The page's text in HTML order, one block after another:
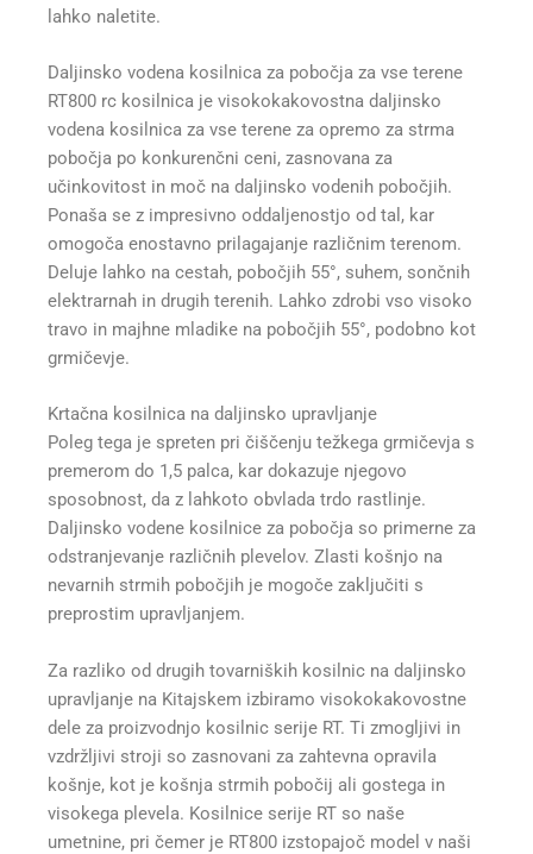
lahko naletite.
Daljinsko vodena kosilnica za pobočja za vse terene
RT800 rc kosilnica je visokokakovostna daljinsko
vodena kosilnica za vse terene za opremo za strma
pobočja po konkurenčni ceni, zasnovana za
učinkovitost in moč na daljinsko vodenih pobočjih.
Ponaša se z impresivno oddaljenostjo od tal, kar
omogoča enostavno prilagajanje različnim terenom.
Deluje lahko na cestah, pobočjih 55°, suhem, sončnih
elektrarnah in drugih terenih. Lahko zdrobi vso visoko
travo in majhne mladike na pobočjih 55°, podobno kot
grmičevje.
Krtačna kosilnica na daljinsko upravljanje
Poleg tega je spreten pri čiščenju težkega grmičevja s
premerom do 1,5 palca, kar dokazuje njegovo
sposobnost, da z lahkoto obvlada trdo rastlinje.
Daljinsko vodene kosilnice za pobočja so primerne za
odstranjevanje različnih plevelov. Zlasti košnjo na
nevarnih strmih pobočjih je mogoče zaključiti s
preprostim upravljanjem.
Za razliko od drugih tovarniških kosilnic na daljinsko
upravljanje na Kitajskem izbiramo visokokakovostne
dele za proizvodnjo kosilnic serije RT. Ti zmogljivi in
vzdržljivi stroji so zasnovani za zahtevna opravila
košnje, kot je košnja strmih pobočij ali gostega in
visokega plevela. Kosilnice serije RT so naše
umetnine, pri čemer je RT800 izstopajoč model v naši